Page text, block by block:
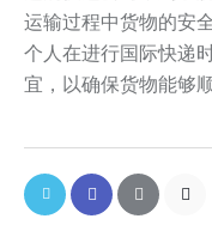
运输过程中货物的安
个人在进行国际快递
宜，以确保货物能够